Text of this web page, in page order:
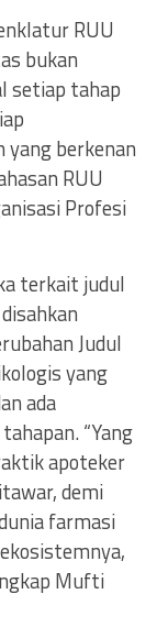
RUU
bukan
setiap tahap
yang berkenan
RUU
Profesi
terkait judul
Judul
yang
ada
“Yang
apoteker
demi
farmasi
Mufti